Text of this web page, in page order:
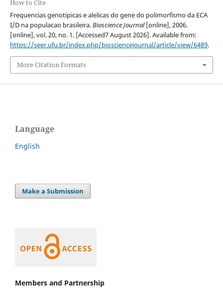
How to Cite
Frequencias genotipicas e alelicas do gene do polimorfismo da ECA
I/D na populacao brasileira.Bioscience Journal[online], 2006.
[online], vol. 20, no. 1. [Accessed7 August 2026]. Available from:
https://seer.ufu.br/index.php/biosciencejournal/article/view/6489.
More Citation Formats
Language
English
Make a Submission
Members and Partnership